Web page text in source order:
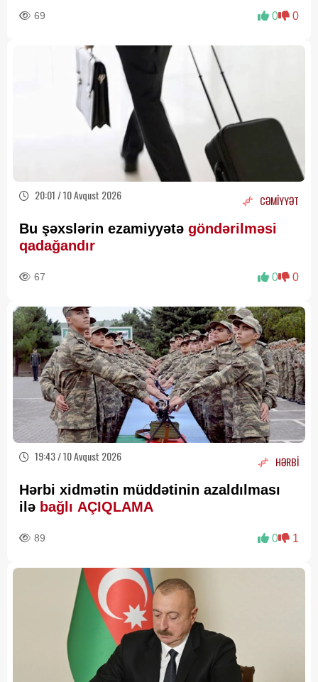
69 0 0
20:01 / 10 Avqust 2026 CƏMİYYƏT
Bu şəxslərin ezamiyyətə göndərilməsi
qadağandır
67 0 0
19:43 / 10 Avqust 2026 HƏRBİ
Hərbi xidmətin müddətinin azaldılması
ilə bağlı AÇIQLAMA
89 0 1